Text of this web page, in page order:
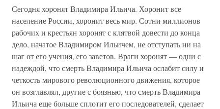
Сегодня хоронят Владимира Ильича. Хоронит все
население России, хоронит весь мир. Сотни миллионов
рабочих и крестьян хоронят с клятвой довести до конца
дело, начатое Владимиром Ильичем, не отступать ни на
шаг от его учения, его заветов. Враги хоронят — одни с
надеждой, что смерть Владимира Ильича ослабит силу и
четкость мирового революционного движения, которое
он возглавлял, другие с боязнью, что смерть Владимира
Ильича еще больше сплотит его последователей, сделает